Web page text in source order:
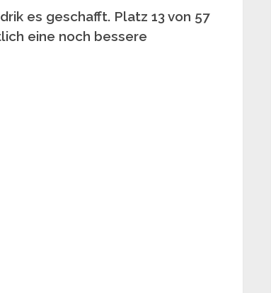
es geschafft. Platz 13 von 57
eine noch bessere